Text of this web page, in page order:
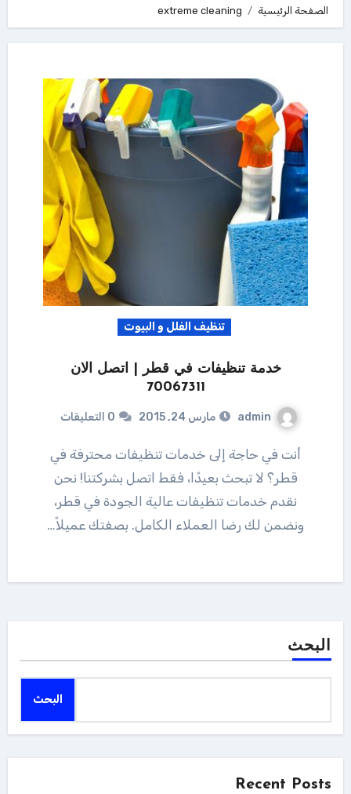
الصفحة الرئيسية extreme cleaning
تنظيف الفلل و البيوت
خدمة تنظيفات في قطر | اتصل الان
70067311
admin مارس 24, 2015 0 التعليقات
أنت في حاجة إلى خدمات تنظيفات محترفة في
قطر؟ لا تبحث بعيدًا، فقط اتصل بشركتنا! نحن
نقدم خدمات تنظيفات عالية الجودة في قطر،
ونضمن لك رضا العملاء الكامل. بصفتك عميلاً…
البحث
البحث
Recent Posts